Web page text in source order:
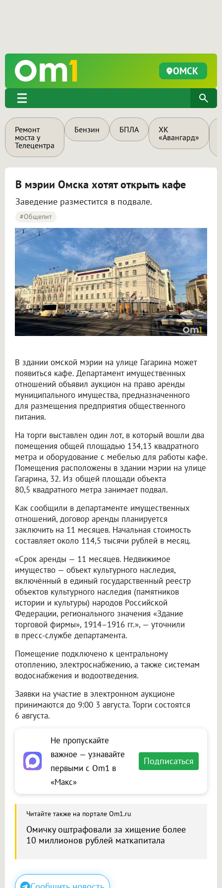
ОМСК
Ремонт
моста у
Телецентра
Бензин БПЛА
ХК
«Авангард»
В мэрии Омска хотят открыть кафе
Заведение разместится в подвале.
#общепит
В здании омской мэрии на улице Гагарина может
появиться кафе. Департамент имущественных
отношений объявил аукцион на право аренды
муниципального имущества, предназначенного
для размещения предприятия общественного
питания.
На торги выставлен один лот, в который вошли два
помещения общей площадью 134,13 квадратного
метра и оборудование с мебелью для работы кафе.
Помещения расположены в здании мэрии на улице
Гагарина, 32. Из общей площади объекта
80,5 квадратного метра занимает подвал.
Как сообщили в департаменте имущественных
отношений, договор аренды планируется
заключить на 11 месяцев. Начальная стоимость
составляет около 114,5 тысячи рублей в месяц.
«Срок аренды — 11 месяцев. Недвижимое
имущество — объект культурного наследия,
включённый в единый государственный реестр
объектов культурного наследия (памятников
истории и культуры) народов Российской
Федерации, регионального значения «Здание
торговой фирмы», 1914–1916 гг.», — уточнили
в пресс-службе департамента.
Помещение подключено к центральному
отоплению, электроснабжению, а также системам
водоснабжения и водоотведения.
Заявки на участие в электронном аукционе
принимаются до 9:00 3 августа. Торги состоятся
6 августа.
Не пропускайте
важное — узнавайте
первыми с Om1 в
«Макс»
Подписаться
Читайте также на портале Om1.ru
Омичку оштрафовали за хищение более
10 миллионов рублей маткапитала